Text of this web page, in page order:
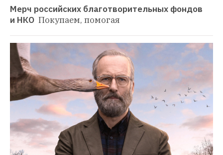
Мерч российских благотворительных фондов
и НКО Покупаем, помогая